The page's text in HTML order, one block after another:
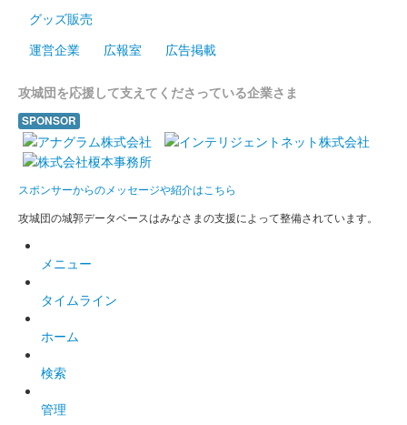
グッズ販売
運営企業
広報室 広告掲載
攻城団を応援して支えてくださっている企業さま
SPONSOR
スポンサーからのメッセージや紹介はこちら
攻城団の城郭データベースはみなさまの支援によって整備されています。
メニュー
タイムライン
ホーム
検索
管理